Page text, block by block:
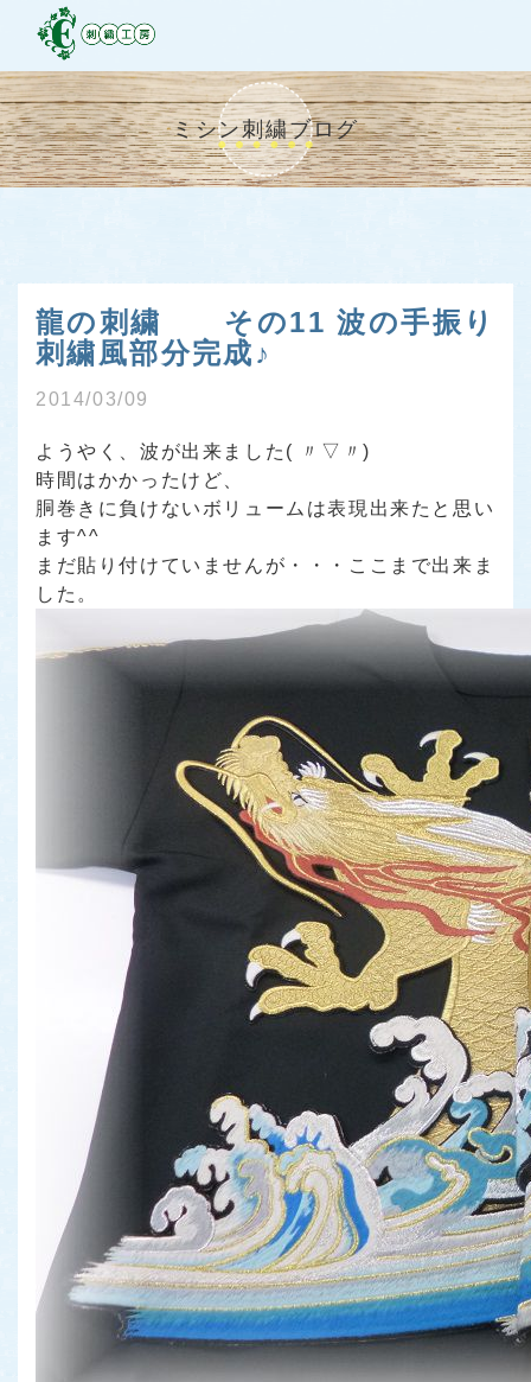
ミシン刺繍ブログ
龍の刺繍 その11 波の手振り
刺繍風部分完成♪
2014/03/09
ようやく、波が出来ました( 〃▽〃)
時間はかかったけど、
胴巻きに負けないボリュームは表現出来たと思い
ます^^
まだ貼り付けていませんが・・・ここまで出来ま
した。